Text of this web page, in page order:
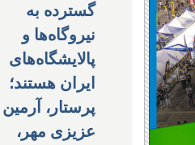
گسترده به
نیروگاه‌ها و
پالایشگاه‌های
ایران هستند؛
پرستار، آرمین
عزیزی مهر،